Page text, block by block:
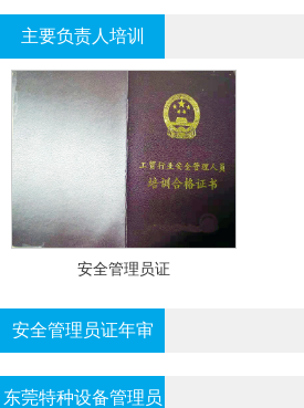
主要负责人培训
安全管理员证
安全管理员证年审
东莞特种设备管理员